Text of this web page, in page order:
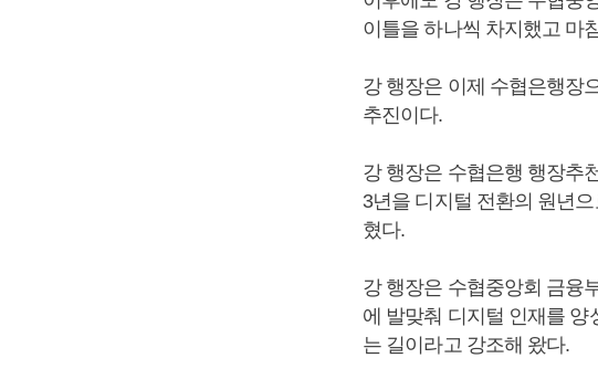
이틀을 하나씩 차지했고 마
강 행장은 이제 수협은행장
추진이다.
강 행장은 수협은행 행장추
3년을 디지털 전환의 원년
혔다.
강 행장은 수협중앙회 금융
에 발맞춰 디지털 인재를
는 길이라고 강조해 왔다.